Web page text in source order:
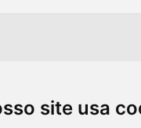
site usa